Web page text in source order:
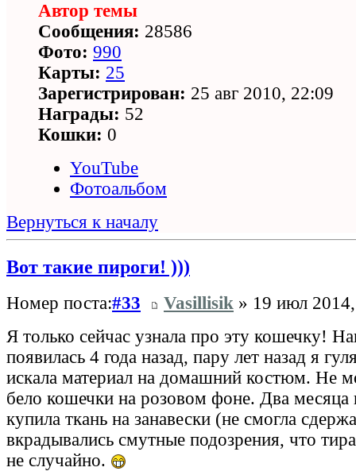
Автор темы
Сообщения: 28586
Фото: 990
Карты: 25
Зарегистрирован: 25 авг 2010, 22:09
Награды: 52
Кошки: 0
YouTube
Фотоальбом
Вернуться к началу
Вот такие пироги! )))
Номер поста:#33 Vasillisik » 19 июл
Я только сейчас узнала про эту кошечку!
появилась 4 года назад, пару лет назад я
искала материал на домашний костюм. Не
бело кошечки на розовом фоне. Два месяца
купила ткань на занавески (не смогла
вкрадывались смутные подозрения, что
не случайно.